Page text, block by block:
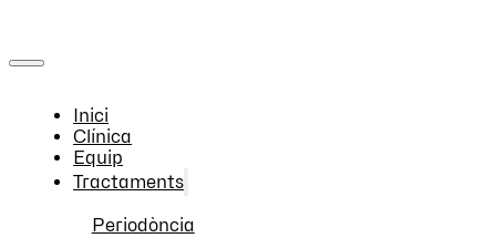
Inici
Clínica
Equip
Tractaments
Periodòncia